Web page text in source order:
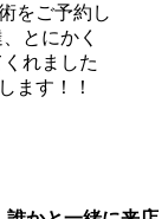
をご予約し
とにかく
れました
ます！！